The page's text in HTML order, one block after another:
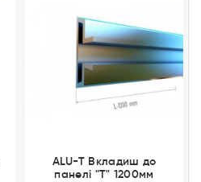
ALU-T Вкладиш до
панелі "Т" 1200мм